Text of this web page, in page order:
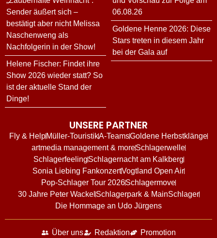
Sender äußert sich –
bestätigt aber nicht Melissa
Naschenweng als
Nachfolgerin in der Show!
Helene Fischer: Findet ihre
Show 2026 wieder statt? So
ist der aktuelle Stand der
Dinge!
06.08.26
Goldene Henne 2026: Diese
Stars treten in diesem Jahr
bei der Gala auf
UNSERE PARTNER
Fly & HelpMüller-TouristikA-TeamsGoldene Herbstklänge
artmedia management & moreSchlagerwelle
SchlagerfeelingSchlagernacht am Kalkberg
Sonia Liebing FankonzertVogtland Open Air
Pop-Schlager Tour 2026Schlagermove
30 Jahre Peter Wackel Schlagerpark & MainSchlager
Die Hommage an Udo Jürgens
Über uns Redaktion
Promotion